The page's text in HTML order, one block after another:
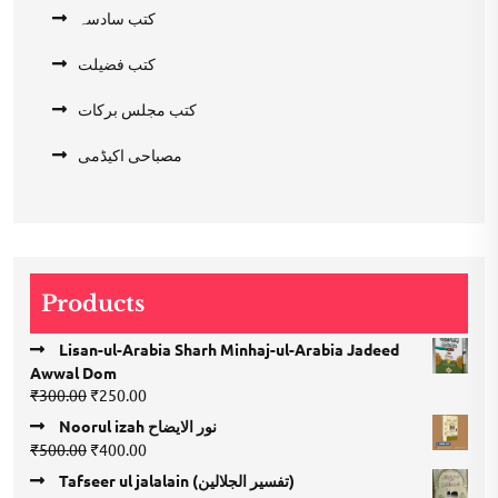
کتب سادسہ
کتب فضیلت
کتب مجلس برکات
مصباحی اکیڈمی
Products
Lisan-ul-Arabia Sharh Minhaj-ul-Arabia Jadeed
Awwal Dom
₹300.00 Original
price
was:
₹300.00.
₹250.00Current
price
is:
Noorul izah نور الایضاح
₹500.00 Original
was:
₹400.00Current
price
is:
Tafseer ul jalalain (تفسیر الجلالین)